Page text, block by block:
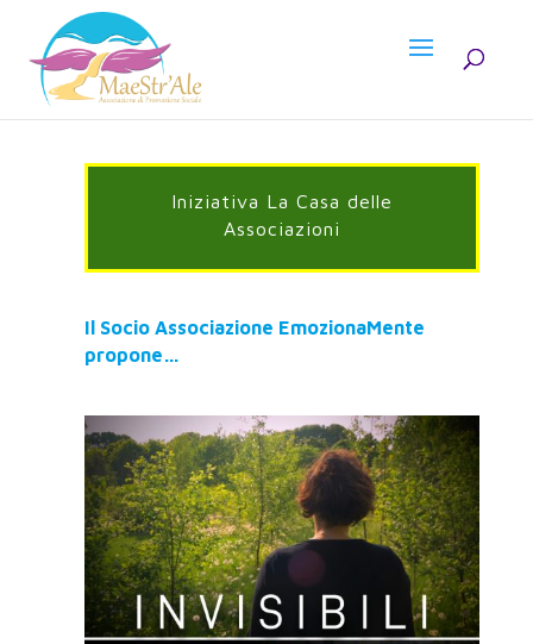
Iniziativa La Casa delle
Associazioni
Il Socio Associazione EmozionaMente
propone…